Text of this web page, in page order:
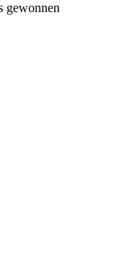
gewonnen